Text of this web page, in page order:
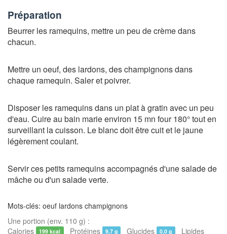
Préparation
Beurrer les ramequins, mettre un peu de crème dans
chacun.
Mettre un oeuf, des lardons, des champignons dans
chaque ramequin. Saler et poivrer.
Disposer les ramequins dans un plat à gratin avec un peu
d'eau. Cuire au bain marie environ 15 mn four 180° tout en
surveillant la cuisson. Le blanc doit être cuit et le jaune
légèrement coulant.
Servir ces petits ramequins accompagnés d'une salade de
mâche ou d'un salade verte.
Mots-clés: oeuf lardons champignons
Une portion (env. 110 g) :
Calories
199 kcal Protéines 9,7 g Glucides 0,0 g Lipides